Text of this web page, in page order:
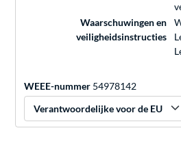
Waarschuwingen en
veiligheidsinstructies
WEEE-nummer 54978142
Verantwoordelijke voor de EU